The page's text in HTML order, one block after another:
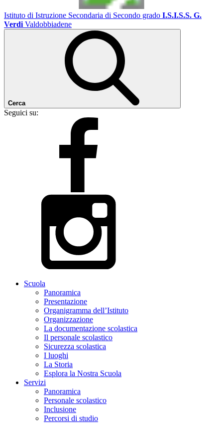
Istituto di Istruzione Secondaria di Secondo grado I.S.I.S.S. G.
Verdi Valdobbiadene
Cerca
Seguici su:
Scuola
Panoramica
Presentazione
Organigramma dell’Istituto
Organizzazione
La documentazione scolastica
Il personale scolastico
Sicurezza scolastica
I luoghi
La Storia
Esplora la Nostra Scuola
Servizi
Panoramica
Personale scolastico
Inclusione
Percorsi di studio